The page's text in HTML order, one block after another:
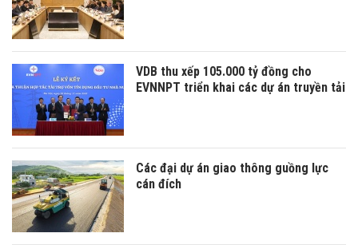
VDB thu xếp 105.000 tỷ đồng cho
EVNNPT triển khai các dự án truyền tải
Các đại dự án giao thông guồng lực
cán đích